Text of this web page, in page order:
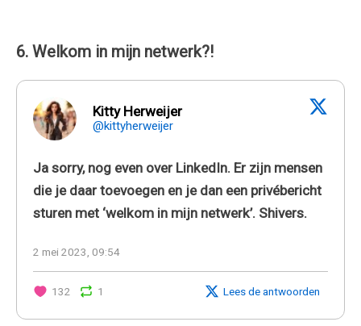
6. Welkom in mijn netwerk?!
Kitty Herweijer
@kittyherweijer
Ja sorry, nog even over LinkedIn. Er zijn mensen
die je daar toevoegen en je dan een privébericht
sturen met ‘welkom in mijn netwerk’. Shivers.
2 mei 2023, 09:54
132 1 Lees de antwoorden